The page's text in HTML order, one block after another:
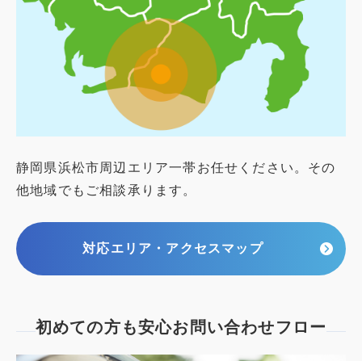
静岡県浜松市周辺エリア一帯お任せください。その
他地域でもご相談承ります。
対応エリア・アクセスマップ
初めての方も安心お問い合わせフロー